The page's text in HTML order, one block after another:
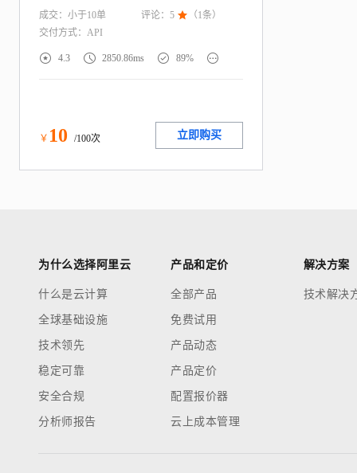
源类型一应俱全，助力一站式搭建儿童陪
伴智能体内容资源库！
成交： 小于10单 评论： 5  （1条）
交付方式： API
 4.3  2850.86ms  89% 
￥ 10 /100次 立即购买
为什么选择阿里云
什么是云计算
全球基础设施
技术领先
稳定可靠
安全合规
分析师报告
产品和定价
全部产品
免费试用
产品动态
产品定价
配置报价器
云上成本管理
解决方案
技术解决